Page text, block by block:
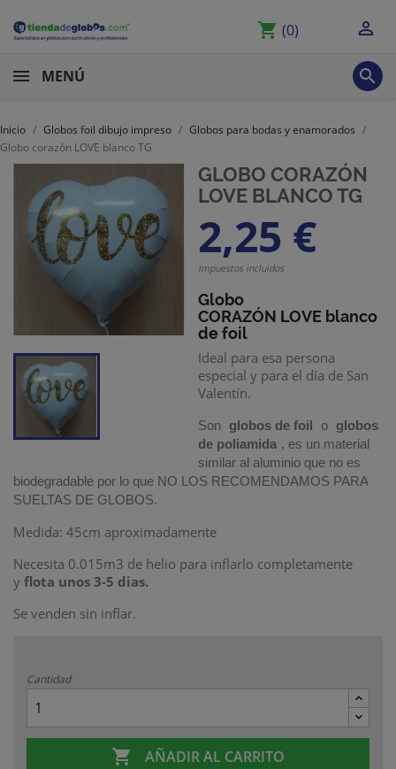
shopping_cart (0) 
MENÚ 
Inicio Globos foil dibujo impreso
Globos para bodas y enamorados
Globo corazón LOVE blanco TG
GLOBO CORAZÓN
LOVE BLANCO TG
2,25 €
Impuestos incluidos
Globo
CORAZÓN LOVE blanco
de foil
Ideal para esa persona
especial y para el día de San
Valentín.
Son globos de foil o globos
de poliamida , es un material
similar al aluminio que no es
biodegradable por lo que NO LOS RECOMENDAMOS PARA
SUELTAS DE GLOBOS.
Medida: 45cm aproximadamente
Necesita 0.015m3 de helio para inflarlo completamente
y flota unos 3-5 dias.
Se venden sin inflar.
Cantidad
 AÑADIR AL CARRITO